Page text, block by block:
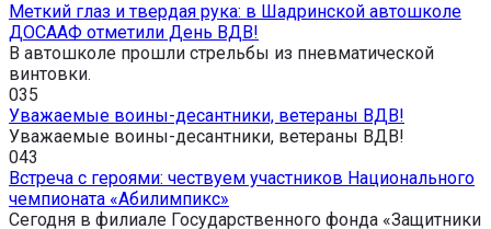
Меткий глаз и твердая рука: в Шадринской автошколе
ДОСААФ отметили День ВДВ!
В автошколе прошли стрельбы из пневматической
винтовки.
035
Уважаемые воины-десантники, ветераны ВДВ!
Уважаемые воины-десантники, ветераны ВДВ!
043
Встреча с героями: чествуем участников Национального
чемпионата «Абилимпикс»
Сегодня в филиале Государственного фонда «Защитники